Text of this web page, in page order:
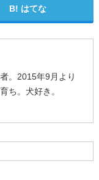
はてな
。2015年9月より
ち。犬好き。